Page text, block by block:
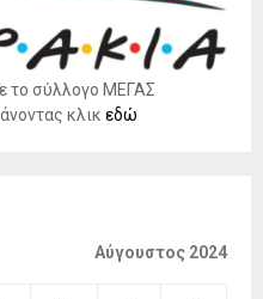
το σύλλογο ΜΕΓΑΣ
κλικ εδώ
Αύγουστος 2024